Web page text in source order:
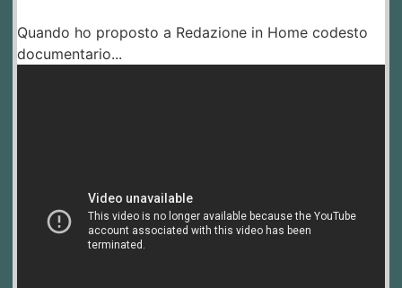
Quando ho proposto a Redazione in Home codesto
documentario...